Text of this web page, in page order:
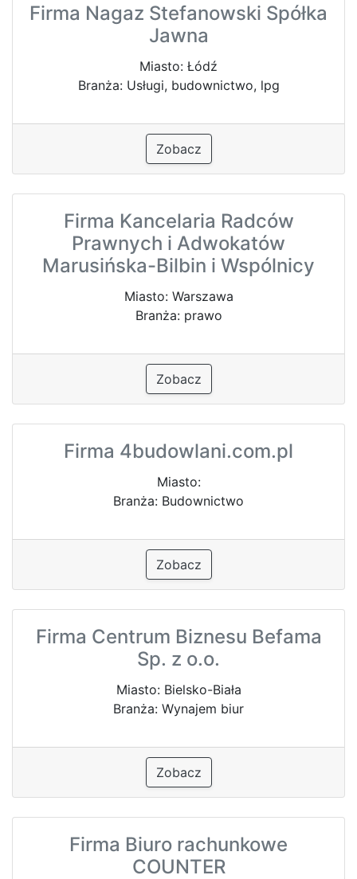
Firma Nagaz Stefanowski Spółka
Jawna
Miasto: Łódź
Branża: Usługi, budownictwo, lpg
Zobacz
Firma Kancelaria Radców
Prawnych i Adwokatów
Marusińska-Bilbin i Wspólnicy
Miasto: Warszawa
Branża: prawo
Zobacz
Firma 4budowlani.com.pl
Miasto:
Branża: Budownictwo
Zobacz
Firma Centrum Biznesu Befama
Sp. z o.o.
Miasto: Bielsko-Biała
Branża: Wynajem biur
Zobacz
Firma Biuro rachunkowe
COUNTER